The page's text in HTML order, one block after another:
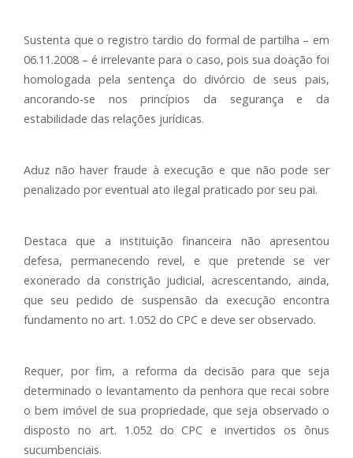
Sustenta que o registro tardio do formal de partilha – em
06.11.2008 – é irrelevante para o caso, pois sua doação foi
homologada pela sentença do divórcio de seus pais,
ancorando-se nos princípios da segurança e da
estabilidade das relações jurídicas.
Aduz não haver fraude à execução e que não pode ser
penalizado por eventual ato ilegal praticado por seu pai.
Destaca que a instituição financeira não apresentou
defesa, permanecendo revel, e que pretende se ver
exonerado da constrição judicial, acrescentando, ainda,
que seu pedido de suspensão da execução encontra
fundamento no art. 1.052 do CPC e deve ser observado.
Requer, por fim, a reforma da decisão para que seja
determinado o levantamento da penhora que recai sobre
o bem imóvel de sua propriedade, que seja observado o
disposto no art. 1.052 do CPC e invertidos os ônus
sucumbenciais.